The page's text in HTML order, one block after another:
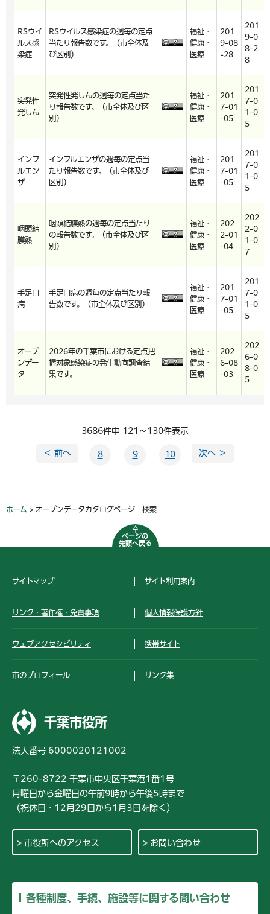
RSウイ
ルス感
染症
RSウイルス感染症の週毎の定点
当たり報告数です。（市全体及
び区別）
福祉・
健康・
医療
201
9-08
-28
201
9-0
8-2
8
突発性
発しん
突発性発しんの週毎の定点当た
り報告数です。（市全体及び区
別）
福祉・
健康・
医療
201
7-01
-05
201
7-0
1-0
5
インフ
ルエン
ザ
インフルエンザの週毎の定点当
たり報告数です。（市全体及び
区別）
福祉・
健康・
医療
201
7-01
-05
201
7-0
1-0
5
咽頭結
膜熱
咽頭結膜熱の週毎の定点当たり
の報告数です。（市全体及び区
別）
福祉・
健康・
医療
202
2-01
-04
202
2-0
1-0
7
手足口
病
手足口病の週毎の定点当たり報
告数です。（市全体及び区別）
福祉・
健康・
医療
201
7-01
-05
201
7-0
1-0
5
オープ
ンデー
タ
2026年の千葉市における定点把
握対象感染症の発生動向調査結
果です。
福祉・
健康・
医療
202
6-08
-03
202
6-0
8-0
5
3686件中 121～130件表示
＜ 前へ 8 9 10 次へ ＞
ホーム > オープンデータカタログページ 検索
ページの
先頭へ戻る
サイトマップ サイト利用案内
リンク・著作権・免責事項 個人情報保護方針
ウェブアクセシビリティ 携帯サイト
市のプロフィール リンク集
千葉市役所
法人番号 6000020121002
〒260-8722 千葉市中央区千葉港1番1号
月曜日から金曜日の午前9時から午後5時まで
（祝休日・12月29日から1月3日を除く）
市役所へのアクセス お問い合わせ
各種制度、手続、施設等に関する問い合わせ